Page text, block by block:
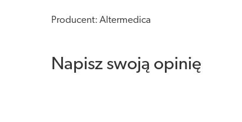
Producent: Altermedica
Napisz swoją opinię